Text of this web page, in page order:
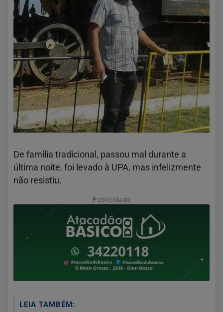
De família tradicional, passou mal durante a
última noite, foi levado à UPA, mas infelizmente
não resistiu.
Publicidade
LEIA TAMBÉM: